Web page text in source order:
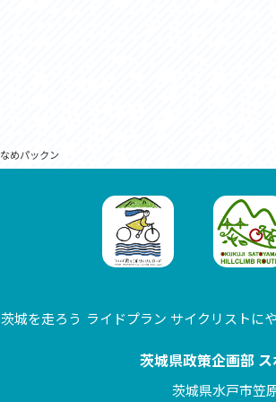
なめパックン
茨城を走ろう ライドプラン サイクリストに
茨城県政策企画部
茨城県水戸市笠